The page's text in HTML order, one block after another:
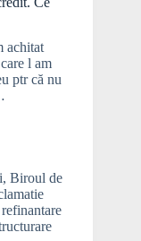
achitat
l am
ptr că nu
, Biroul de
refinantare